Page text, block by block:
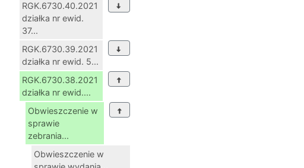
RGK.6730.40.2021
działka nr ewid.
37...
RGK.6730.39.2021
działka nr ewid. 5...
RGK.6730.38.2021
działka nr ewid....
Obwieszczenie w
sprawie
zebrania...
Obwieszczenie w